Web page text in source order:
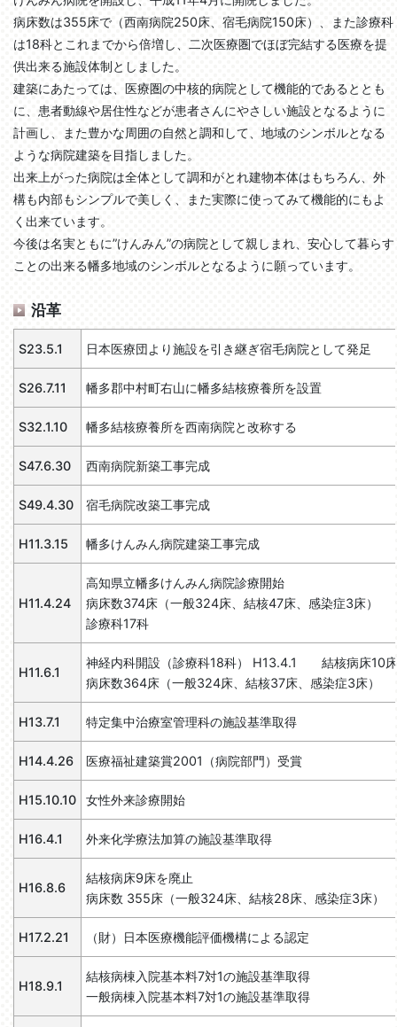
病床数は355床で（西南病院250床、宿毛病院150床）、また診療科
は18科とこれまでから倍増し、二次医療圏でほぼ完結する医療を提
供出来る施設体制としました。
建築にあたっては、医療圏の中核的病院として機能的であるととも
に、患者動線や居住性などが患者さんにやさしい施設となるように
計画し、また豊かな周囲の自然と調和して、地域のシンボルとなる
ような病院建築を目指しました。
出来上がった病院は全体として調和がとれ建物本体はもちろん、外
構も内部もシンプルで美しく、また実際に使ってみて機能的にもよ
く出来ています。
今後は名実ともに”けんみん”の病院として親しまれ、安心して暮らす
ことの出来る幡多地域のシンボルとなるように願っています。
沿革
S23.5.1 日本医療団より施設を引き継ぎ宿毛病院として発足
S26.7.11 幡多郡中村町右山に幡多結核療養所を設置
S32.1.10 幡多結核療養所を西南病院と改称する
S47.6.30 西南病院新築工事完成
S49.4.30 宿毛病院改築工事完成
H11.3.15 幡多けんみん病院建築工事完成
H11.4.24
高知県立幡多けんみん病院診療開始
病床数374床（一般324床、結核47床、感染症3床）
診療科17科
H11.6.1
神経内科開設（診療科18科） H13.4.1 結核病床10
病床数364床（一般324床、結核37床、感染症3床）
H13.7.1 特定集中治療室管理科の施設基準取得
H14.4.26 医療福祉建築賞2001（病院部門）受賞
H15.10.10 女性外来診療開始
H16.4.1 外来化学療法加算の施設基準取得
H16.8.6
結核病床9床を廃止
病床数 355床（一般324床、結核28床、感染症3床）
H17.2.21 （財）日本医療機能評価機構による認定
H18.9.1
結核病棟入院基本料7対1の施設基準取得
一般病棟入院基本料7対1の施設基準取得